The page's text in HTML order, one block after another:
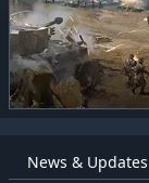
News & Updates